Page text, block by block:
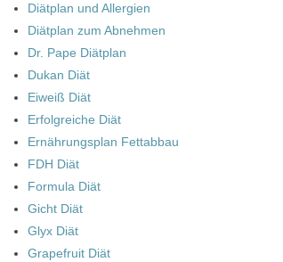
Diätplan und Allergien
Diätplan zum Abnehmen
Dr. Pape Diätplan
Dukan Diät
Eiweiß Diät
Erfolgreiche Diät
Ernährungsplan Fettabbau
FDH Diät
Formula Diät
Gicht Diät
Glyx Diät
Grapefruit Diät